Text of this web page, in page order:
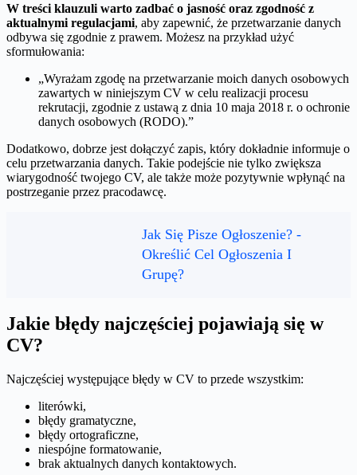
W treści klauzuli warto zadbać o jasność oraz zgodność z
aktualnymi regulacjami, aby zapewnić, że przetwarzanie danych
odbywa się zgodnie z prawem. Możesz na przykład użyć
sformułowania:
„Wyrażam zgodę na przetwarzanie moich danych osobowych
zawartych w niniejszym CV w celu realizacji procesu
rekrutacji, zgodnie z ustawą z dnia 10 maja 2018 r. o ochronie
danych osobowych (RODO).”
Dodatkowo, dobrze jest dołączyć zapis, który dokładnie informuje o
celu przetwarzania danych. Takie podejście nie tylko zwiększa
wiarygodność twojego CV, ale także może pozytywnie wpłynąć na
postrzeganie przez pracodawcę.
Jak Się Pisze Ogłoszenie? -
Określić Cel Ogłoszenia I
Grupę?
Jakie błędy najczęściej pojawiają się w
CV?
Najczęściej występujące błędy w CV to przede wszystkim:
literówki,
błędy gramatyczne,
błędy ortograficzne,
niespójne formatowanie,
brak aktualnych danych kontaktowych.